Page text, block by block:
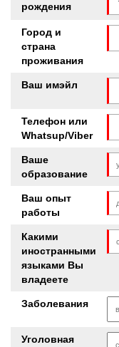
рождения
Город и
страна
проживания
Ваш имэйл
Телефон или
Whatsup/Viber
Ваше
образование
Ваш опыт
работы
Какими
иностранными
языками Вы
владеете
Заболевания
Уголовная